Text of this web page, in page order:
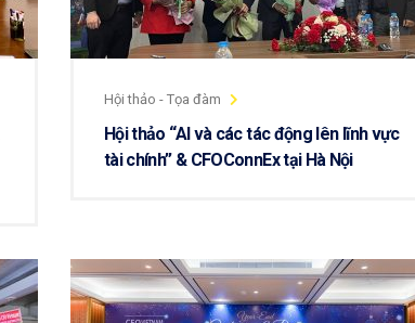
Hội thảo - Tọa đàm
Hội thảo “AI và các tác động lên lĩnh vực
tài chính” & CFOConnEx tại Hà Nội